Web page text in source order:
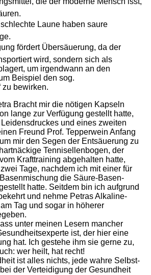
schlechte Laune haben saure
fördert Übersäuerung, da der
wird, sondern sich als
um irgendwann an den
Beispiel den sog.
zu bewirken.
Bracht mir die nötigen Kapseln
lange zur Verfügung gestellt hatte,
und eines zweiten
Freund Prof. Tepperwein Anfang
mir den Segen der Entsäuerung zu
Tennisellenbogen, der
Krafttraining abgehalten hatte,
Tage, nachdem ich mit einer für
die Säure-Basen-
hatte. Seitdem bin ich aufgrund
und nehme Petras Alkaline-
Tag und sogar in höherer
unter meinen Lesern mancher
ist, der hier eine
hat. Ich gestehe ihm sie gerne zu,
wer heilt, hat recht!
ist alles nichts, jede wahre Selbst-
der Verteidigung der Gesundheit